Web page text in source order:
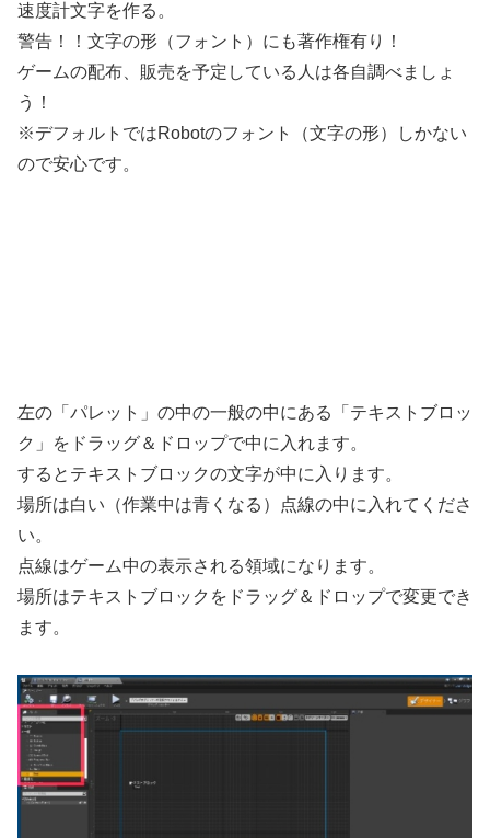
速度計文字を作る。
警告！！文字の形（フォント）にも著作権有り！
ゲームの配布、販売を予定している人は各自調べましょ
う！
※デフォルトではRobotのフォント（文字の形）しかない
ので安心です。
左の「パレット」の中の一般の中にある「テキストブロッ
ク」をドラッグ＆ドロップで中に入れます。
するとテキストブロックの文字が中に入ります。
場所は白い（作業中は青くなる）点線の中に入れてくださ
い。
点線はゲーム中の表示される領域になります。
場所はテキストブロックをドラッグ＆ドロップで変更でき
ます。